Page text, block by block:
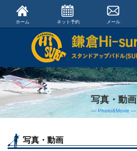
ホーム ネット予約 メール
写真・動画
― Photo&Movie ―
写真・動画